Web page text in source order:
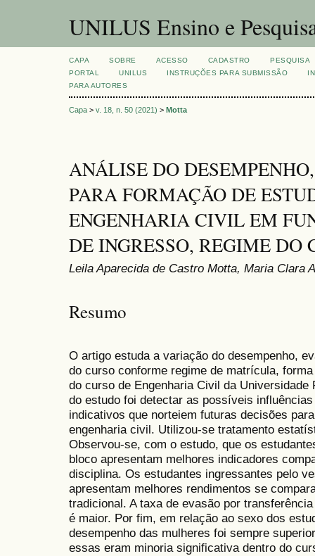
UNILUS Ensino e
CAPA SOBRE ACESSO CADASTRO
PESQUISA
PORTAL
UNILUS INSTRUÇÕES PARA SUBMISSÃO
PARA AUTORES
Capa > v. 18, n. 50 (2021) > Motta
ANÁLISE DO
PARA FORMAÇÃO DE
ENGENHARIA CIVIL EM
DE INGRESSO, REGIME DO
Leila Aparecida de Castro Motta, Maria Clara
Resumo
O artigo estuda a variação do desempenho,
do curso conforme regime de matrícula,
do curso de Engenharia Civil da Universidade
do estudo foi detectar as possíveis
indicativos que norteiem futuras decisões
engenharia civil. Utilizou-se tratamento
Observou-se, com o estudo, que os
bloco apresentam melhores indicadores
disciplina. Os estudantes ingressantes pelo
apresentam melhores rendimentos se
tradicional. A taxa de evasão por
é maior. Por fim, em relação ao sexo dos
desempenho das mulheres foi sempre
essas eram minoria significativa dentro do